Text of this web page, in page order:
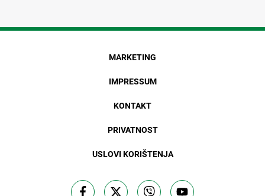
MARKETING
IMPRESSUM
KONTAKT
PRIVATNOST
USLOVI KORIŠTENJA